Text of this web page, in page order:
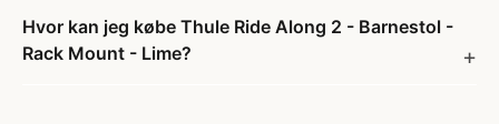
Hvor kan jeg købe Thule Ride Along 2 - Barnestol -
Rack Mount - Lime?